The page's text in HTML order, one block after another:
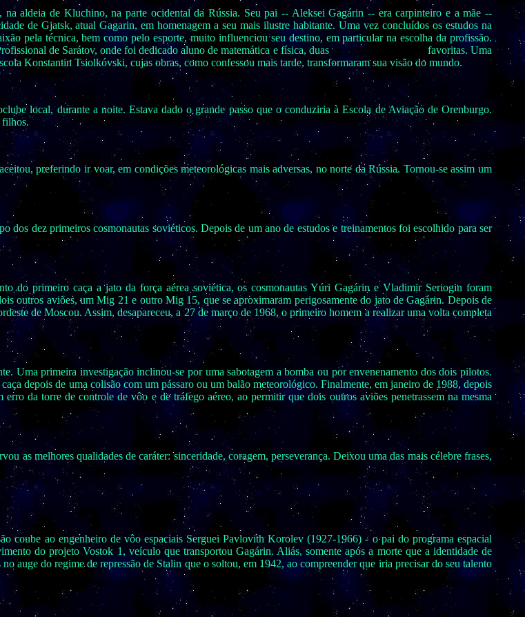
aldeia de Kluchino, na parte ocidental da Rússia. Seu pai -- Aleksei Gagárin -- era carpinteiro e a mãe --
de Gjatsk, atual Gagarin, em homenagem a seu mais ilustre habitante. Uma vez concluídos os estudos na
pela técnica, bem como pelo esporte, muito influenciou seu destino, em particular na escolha da profissão.
de Sarátov, onde foi dedicado aluno de matemática e física, duas de ebaconline.com.br
favoritas. Uma
Konstantin Tsiolkóvski, cujas obras, como confessou mais tarde, transformaram sua visão do mundo.
local, durante a noite. Estava dado o grande passo que o conduziria à Escola de Aviação de Orenburgo.
filhos.
preferindo ir voar, em condições meteorológicas mais adversas, no norte da Rússia. Tornou-se assim um
dez primeiros cosmonautas soviéticos. Depois de um ano de estudos e treinamentos foi escolhido para ser
do primeiro caça a jato da força aérea soviética, os cosmonautas Yúri Gagárin e Vladimir Seriogin foram
outros aviões, um Mig 21 e outro Mig 15, que se aproximaram perigosamente do jato de Gagárin. Depois de
de Moscou. Assim, desapareceu, a 27 de março de 1968, o primeiro homem a realizar uma volta completa
Uma primeira investigação inclinou-se por uma sabotagem a bomba ou por envenenamento dos dois pilotos.
depois de uma colisão com um pássaro ou um balão meteorológico. Finalmente, em janeiro de 1988, depois
da torre de controle de vôo e de tráfego aéreo, ao permitir que dois outros aviões penetrassem na mesma
as melhores qualidades de caráter: sinceridade, coragem, perseverança. Deixou uma das mais célebre frases,
coube ao engenheiro de vôo espaciais Serguei Pavlovith Korolev (1927-1966) - o pai do programa espacial
do projeto Vostok 1, veículo que transportou Gagárin. Aliás, somente após a morte que a identidade de
auge do regime de repressão de Stalin que o soltou, em 1942, ao compreender que iria precisar do seu talento